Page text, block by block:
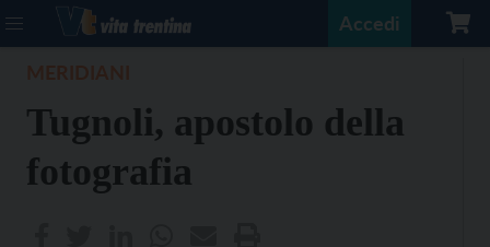
Accedi
Tugnoli, apostolo della
fotografia